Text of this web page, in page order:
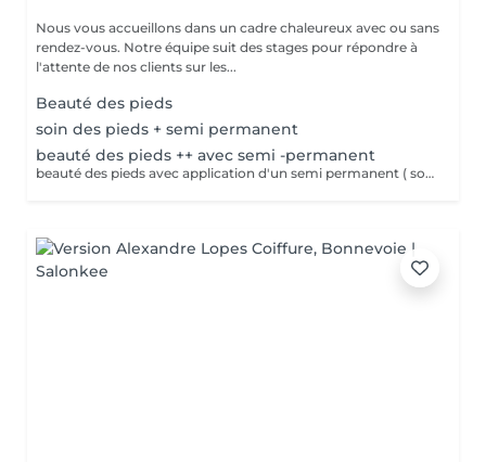
Nous vous accueillons dans un cadre chaleureux avec ou sans
rendez-vous. Notre équipe suit des stages pour répondre à
l'attente de nos clients sur les...
Beauté des pieds
soin des pieds + semi permanent
beauté des pieds ++ avec semi -permanent
beauté des pieds avec application d'un semi permanent ( soin complet pieds)